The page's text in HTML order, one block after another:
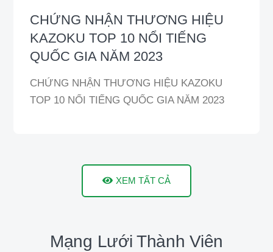
CHỨNG NHẬN THƯƠNG HIỆU
KAZOKU TOP 10 NỔI TIẾNG
QUỐC GIA NĂM 2023
CHỨNG NHẬN THƯƠNG HIỆU KAZOKU
TOP 10 NỔI TIẾNG QUỐC GIA NĂM 2023
XEM TẤT CẢ
Mạng Lưới Thành Viên